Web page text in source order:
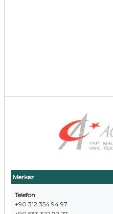
Merkez
Telefon
+90 312 354 94 97